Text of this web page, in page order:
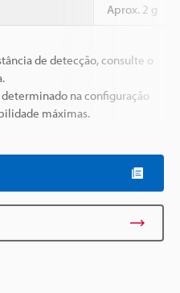
Aprox. 2 g
de detecção, consulte o
na configuração
máximas.